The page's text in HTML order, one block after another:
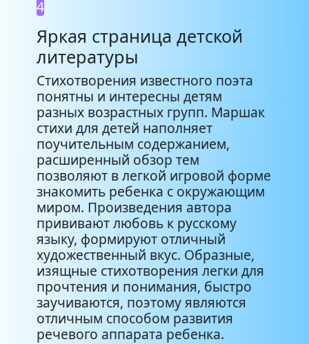
4
Яркая страница детской
литературы
Стихотворения известного поэта
понятны и интересны детям
разных возрастных групп. Маршак
стихи для детей наполняет
поучительным содержанием,
расширенный обзор тем
позволяют в легкой игровой форме
знакомить ребенка с окружающим
миром. Произведения автора
прививают любовь к русскому
языку, формируют отличный
художественный вкус. Образные,
изящные стихотворения легки для
прочтения и понимания, быстро
заучиваются, поэтому являются
отличным способом развития
речевого аппарата ребенка.